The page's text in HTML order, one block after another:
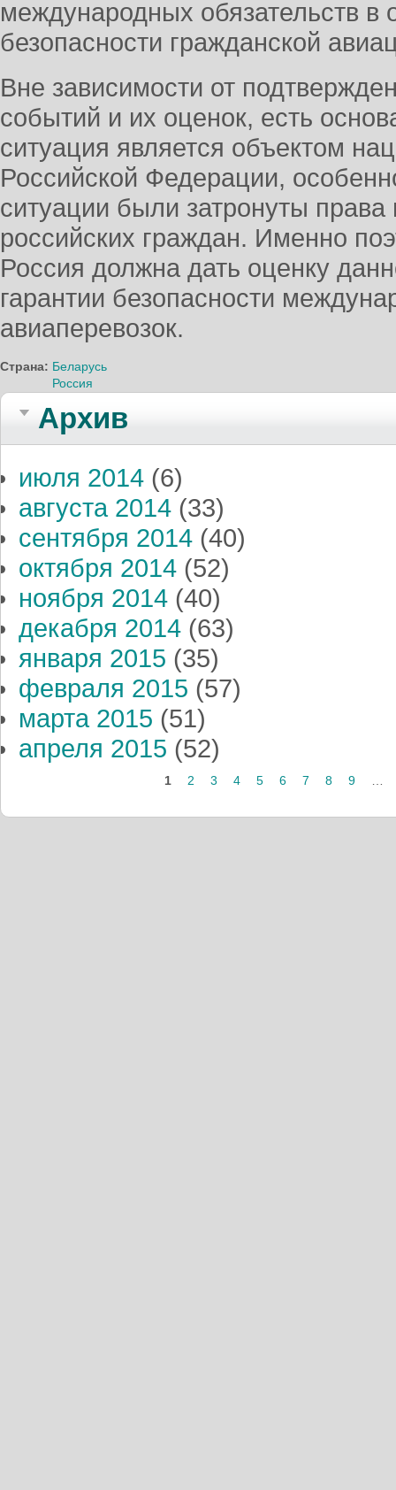
международных обязательств в
безопасности гражданской
Вне зависимости от
событий и их оценок, есть
ситуация является объектом
Российской Федерации,
ситуации были затронуты
российских граждан. Именно
Россия должна дать оценку
гарантии безопасности
авиаперевозок.
Страна: Беларусь
Россия
Архив
июля 2014 (6)
августа 2014 (33)
сентября 2014 (40)
октября 2014 (52)
ноября 2014 (40)
декабря 2014 (63)
января 2015 (35)
февраля 2015 (57)
марта 2015 (51)
апреля 2015 (52)
1 2 3 4 5 6 7 8 9 …